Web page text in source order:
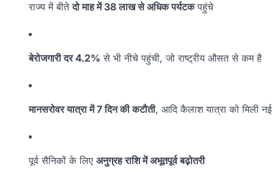
राज्य में बीतेदो माह में 38 लाख से अधिक पर्यटकपहुंचे
बेरोजगारी दर 4.2% से भी नीचे पहुंची, जो राष्ट्रीय औसत से कम है
मानसरोवर यात्रा में 7 दिन की कटौती, आदि कैलाश यात्रा को मिली नई
पूर्व सैनिकों के लिए अनुग्रह राशि में अभूतपूर्व बढ़ोतरी